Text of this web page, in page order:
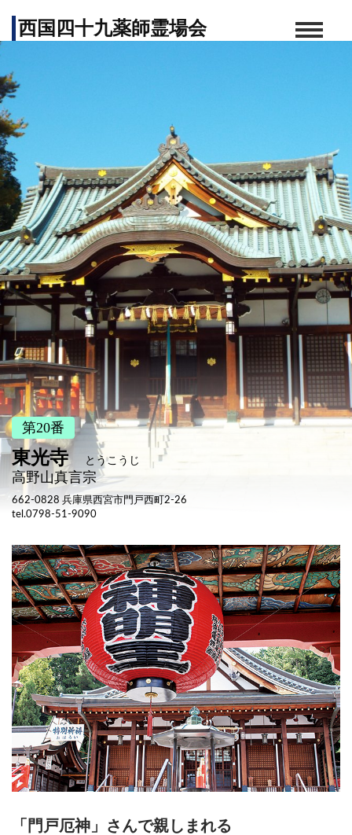
西国四十九薬師霊場会
第20番
東光寺 とうこうじ
高野山真言宗
662-0828 兵庫県西宮市門戸西町2-26
tel.0798-51-9090
「門戸厄神」さんで親しまれる